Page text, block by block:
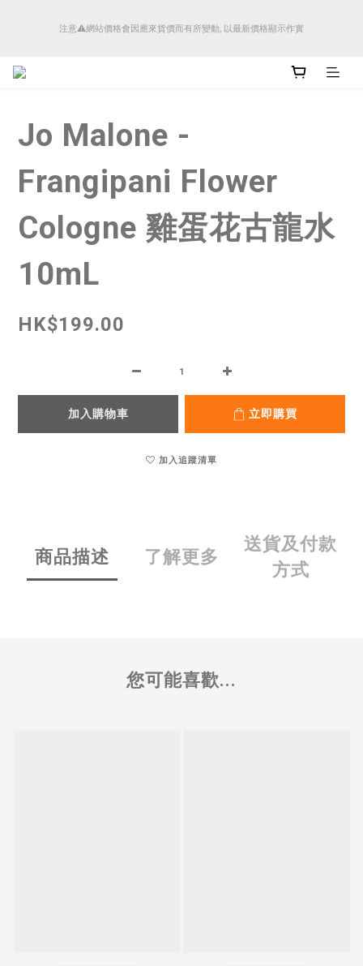
注意⚠️網站價格會因應來貨價而有所變動, 以最新價格顯示作實
順豐香港將於4月14日起減少SMS短訊發送, 所有快件自取訊息通知將全部改為透過官
Jo Malone -
Frangipani Flower
Cologne 雞蛋花古龍水
10mL
HK$199.00
加入購物車 立即購買
加入追蹤清單
商品描述 了解更多
送貨及付款
方式
您可能喜歡...